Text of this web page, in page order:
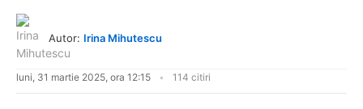
Autor: Irina Mihutescu
luni, 31 martie 2025, ora 12:15 114 citiri